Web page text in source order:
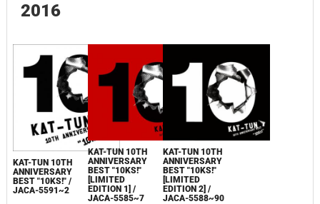
2016
KAT-TUN 10TH
ANNIVERSARY
BEST "10KS!" /
JACA-5591~2
KAT-TUN 10TH
ANNIVERSARY
BEST "10KS!"
[LIMITED
EDITION 1] /
JACA-5585~7
KAT-TUN 10TH
ANNIVERSARY
BEST "10KS!"
[LIMITED
EDITION 2] /
JACA-5588~90